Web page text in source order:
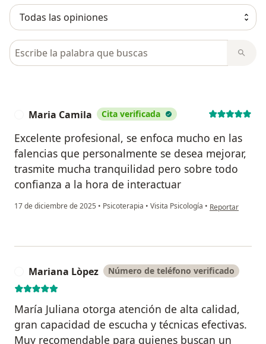
Busca en opiniones
Maria Camila Cita verificada
Excelente profesional, se enfoca mucho en las
falencias que personalmente se desea mejorar,
trasmite mucha tranquilidad pero sobre todo
confianza a la hora de interactuar
17 de diciembre de 2025 • Psicoterapia • Visita Psicología • en opinión del
Reportar
Mariana Lòpez Número de teléfono verificado
María Juliana otorga atención de alta calidad,
gran capacidad de escucha y técnicas efectivas.
Muy recomendable para quienes buscan un